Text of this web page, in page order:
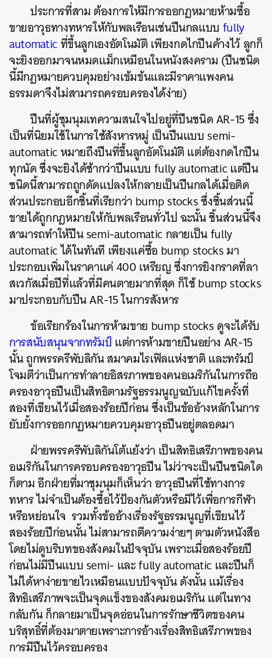
ประการที่สาม ต้องการให้มีการออกฏหมายห้ามซื้อ
ขายอาวุธทางทหารให้กับพลเรือนเช่นปืนกลแบบ fully
automaticที่ขึ้นลูกเองอัตโนมัติ เพียงกดไกปืนค้างไว้ ลูกก็
จะยิงออกมาจนหมดแม็กเหมือนในหนังสงคราม (ปืนชนิด
นี้มีกฏหมายควบคุมอย่างเข้มข้นและมีราคาแพงคน
ธรรมดาจึงไม่สามารถครอบครองได้ง่าย)
ปืนที่ผู้ชุมนุมเทความสนใจไปอยู่ที่ปืนชนิด AR-15 ซึ่ง
เป็นที่นิยมใช้ในการใช้สังหารหมู่ เป็นปืนแบบ semi-
automatic หมายถึงปืนที่ขึ้นลูกอัตโนมัติ แต่ต้องกดไกปืน
ทุกนัด ซึ่งจะยิงได้ช้ากว่าปืนแบบ fully automatic แต่ปืน
ชนิดนี้สามารถถูกดัดแปลงให้กลายเป็นปืนกลได้เมื่อติด
ส่วนประกอบอีกชิ้นที่เรียกว่า bump stocks ซึ่งชิ้นส่วนนี้
ขายได้ถูกกฎหมายให้กับพลเรือนทั่วไป ฉะนั้น ชิ้นส่วนนี้จึง
สามารถทำให้ปืน semi-automatic กลายเป็น fully
automatic ได้ในทันที เพียงแค่ซื้อ bump stocks มา
ประกอบเพิ่มในราคาแค่ 400 เหรียญ ซึ่งการยิงกราดที่ลา
สเวกัสเมื่อปีที่แล้วที่มีคนตายมากที่สุด ก็ใช้ bump stocks
มาประกอบกับปืน AR-15 ในการสังหาร
ข้อเรียกร้องในการห้ามขาย bump stocks ดูจะได้รับ
การสนับสนุนจากทรัมป์ แต่การห้ามขายปืนอย่าง AR-15
นั้น ถูกพรรครีพับลิกัน สมาคมไรเฟิลแห่งชาติ และทรัมป์
โจมตีว่าเป็นการทำลายอิสรภาพของคนอเมริกันในการถือ
ครองอาวุธปืนเป็นสิทธิตามรัฐธรรมนูญฉบับแก้ไขครั้งที่
สองที่เขียนไว้เมื่อสองร้อยปีก่อน ซึ่งเป็นข้ออ้างหลักในการ
ยับยั้งการออกกฏหมายควบคุมอาวุธปืนอยู่ตลอดมา
ฝ่ายพรรครีพับลิกันโต้แย้งว่า เป็นสิทธิเสรีภาพของคน
อเมริกันในการครอบครองอาวุธปืน ไม่ว่าจะเป็นปืนชนิดใด
ก็ตาม อีกฝ่ายที่มาชุมนุมก็เห็นว่า อาวุธปืนที่ใช้ทางการ
ทหาร ไม่จำเป็นต้องซื้อไว้ป้องกันตัวหรือมีไว้เพื่อการกีฬา
หรือหย่อนใจ รวมทั้งข้ออ้างเรื่องรัฐธรรมนูญที่เขียนไว้
สองร้อยปีก่อนนั้น ไม่สามารถตีความง่ายๆ ตามตัวหนังสือ
โดยไม่ดูบริบทของสังคมในปัจจุบัน เพราะเมื่อสองร้อยปี
ก่อนไม่มีปืนแบบ semi- และ fully automatic และปืนก็
ไม่ได้หาง่ายขายไวเหมือนแบบปัจจุบัน ดังนั้น แม้เรื่อง
สิทธิเสรีภาพจะเป็นจุดแข็งของสังคมอเมริกัน แต่ในทาง
กลับกัน ก็กลายมาเป็นจุดอ่อนในการรักษาชีวิตของคน
บริสุทธิ์ที่ต้องมาตายเพราะการอ้างเรื่องสิทธิเสรีภาพของ
การมีปืนไว้ครอบครอง
ค้นหา
SHARE TWEET LINE EMAIL